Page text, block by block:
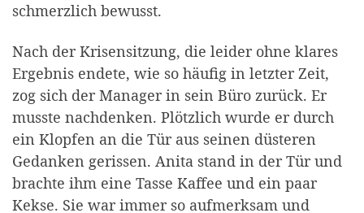
schmerzlich bewusst.
Nach der Krisensitzung, die leider ohne klares
Ergebnis endete, wie so häufig in letzter Zeit,
zog sich der Manager in sein Büro zurück. Er
musste nachdenken. Plötzlich wurde er durch
ein Klopfen an die Tür aus seinen düsteren
Gedanken gerissen. Anita stand in der Tür und
brachte ihm eine Tasse Kaffee und ein paar
Kekse. Sie war immer so aufmerksam und